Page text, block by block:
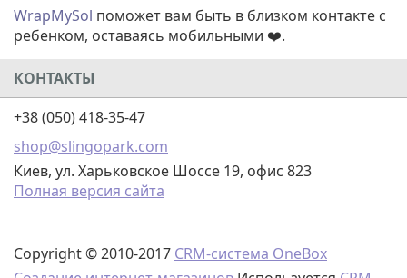
WrapMySol поможет вам быть в близком контакте с
ребенком, оставаясь мобильными ❤️.
КОНТАКТЫ
+38 (050) 418-35-47
shop@slingopark.com
Киев, ул. Харьковское Шоссе 19, офис 823
Полная версия сайта
Copyright © 2010-2017 CRM-система OneBox